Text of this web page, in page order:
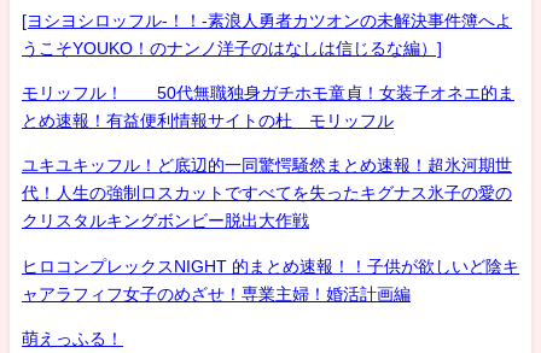
[ヨシヨシロッフル-！！-素浪人勇者カツオンの未解決事件簿へよ
うこそYOUKO！のナンノ洋子のはなしは信じるな編）]
モリッフル！ 50代無職独身ガチホモ童貞！女装子オネエ的ま
とめ速報！有益便利情報サイトの杜 モリッフル
ユキユキッフル！ど底辺的一同驚愕騒然まとめ速報！超氷河期世
代！人生の強制ロスカットですべてを失ったキグナス氷子の愛の
クリスタルキングボンビー脱出大作戦
ヒロコンプレックスNIGHT 的まとめ速報！！子供が欲しいど陰キ
ャアラフィフ女子のめざせ！専業主婦！婚活計画編
萌えっふる！